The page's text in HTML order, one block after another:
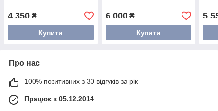
4 350 ₴
Купити
6 000₴
Купити
5
Про нас
100% позитивних з 30 відгуків за рік
Працює з 05.12.2014